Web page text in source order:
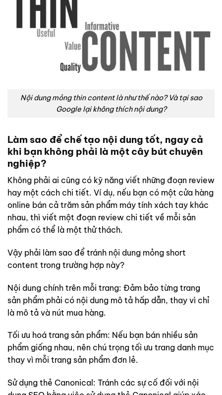
Nội dung mỏng thin content là như thế nào? Và tại sao
Google lại không thích nội dung?
Làm sao để chế tạo nội dung tốt, ngay cả
khi bạn không phải là một cây bút chuyên
nghiệp?
Không phải ai cũng có kỹ năng viết những đoạn review
hay một cách chi tiết. Ví dụ, nếu bạn có một cửa hàng
online bán cả trăm sản phẩm máy tính xách tay khác
nhau, thì viết một đoạn review chi tiết về mỗi sản
phẩm có thể là một thử thách.
Vậy phải làm sao để tránh nội dung mỏng short
content trong trường hợp này?
Nội dung chính trên mỗi trang: Đảm bảo từng trang
sản phẩm phải có nội dung mô tả hấp dẫn, thay vì chỉ
là mô tả và nút mua hàng.
Tối ưu hoá trang sản phẩm: Nếu bạn bán nhiều sản
phẩm giống nhau, nên chú trọng tối ưu trang danh mục
thay vì mỗi trang sản phẩm đơn lẻ.
Sử dụng thẻ Canonical: Tránh các sự cố đối với nội